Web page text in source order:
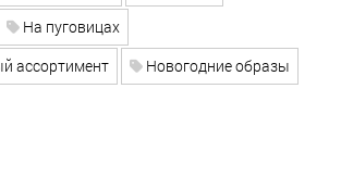
На пуговицах
ассортимент
Новогодние образы